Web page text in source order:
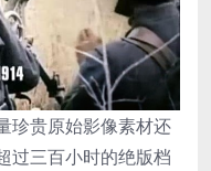
珍贵原始影像素材还
过三百小时的绝版档